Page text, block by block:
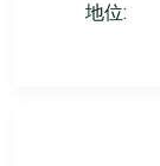
地位: